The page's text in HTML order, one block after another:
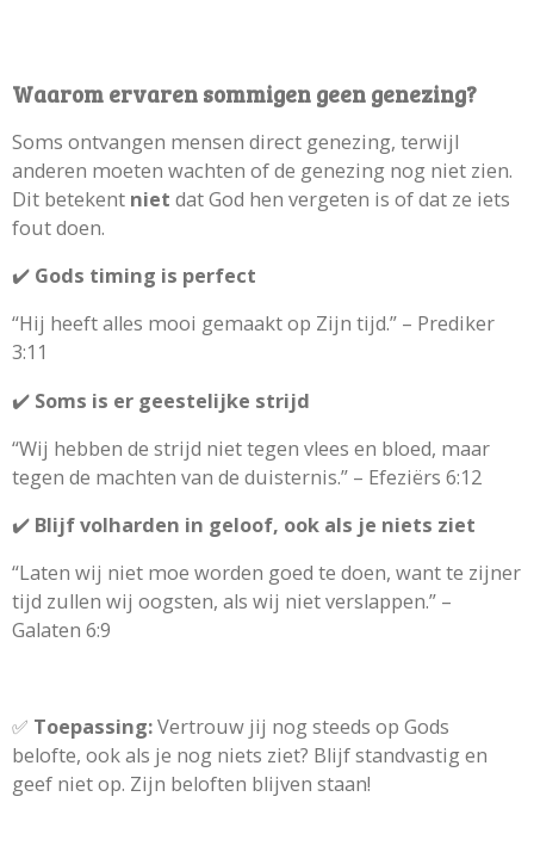
Waarom ervaren sommigen geen genezing?
Soms ontvangen mensen direct genezing, terwijl
anderen moeten wachten of de genezing nog niet zien.
Dit betekent niet dat God hen vergeten is of dat ze iets
fout doen.
✔️ Gods timing is perfect
“Hij heeft alles mooi gemaakt op Zijn tijd.” – Prediker
3:11
✔️ Soms is er geestelijke strijd
“Wij hebben de strijd niet tegen vlees en bloed, maar
tegen de machten van de duisternis.” – Efeziërs 6:12
✔️ Blijf volharden in geloof, ook als je niets ziet
“Laten wij niet moe worden goed te doen, want te zijner
tijd zullen wij oogsten, als wij niet verslappen.” –
Galaten 6:9
✅ Toepassing:Vertrouw jij nog steeds op Gods
belofte, ook als je nog niets ziet? Blijf standvastig en
geef niet op. Zijn beloften blijven staan!